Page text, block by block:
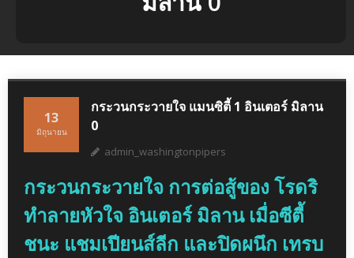
กระวนกระวายใจ แมนซิตี้ 1 อินเตอร์ มิลาน
0
13
มิถุนายน
admin_washingtonpipers
กระวนกระวายใจ การต่อสู้ของ โรดริ
ทำลายหัวใจ อินเตอร์ มิลาน เมื่อซีตี้
ชนะ แชมเปียนส์ลีก และปิดผนึก เทรบ